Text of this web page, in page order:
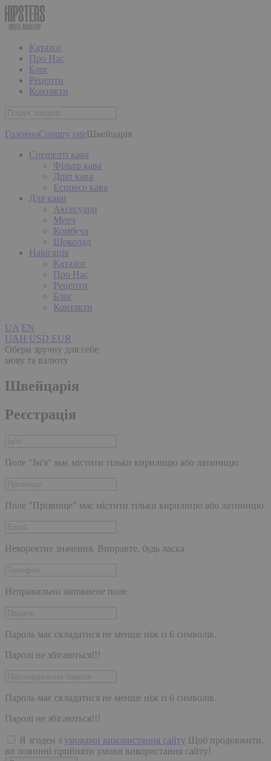
Каталог
Про Нас
Блог
Рецепти
Контакти
ГоловнаCountry rateШвейцарія
Спешелті кава
Фільтр кава
Дріп кава
Еспресо кава
Для кави
Аксесуари
Мерч
Комбуча
Шоколад
Навігація
Каталог
Про Нас
Рецепти
Блог
Контакти
UA EN
UAH USD EUR
Обери зручну для себе
мову та валюту
Швейцарія
Реєстрація
Поле "Ім'я" має містити тільки кирилицю або латиницю
Поле "Прізвище" має містити тільки кирилицю або латиницю
Некоректне значення. Виправте, будь ласка
Неправильно заповнене поле
Пароль має складатися не менше ніж із 6 символів.
Паролі не збігаються!!!
Пароль має складатися не менше ніж із 6 символів.
Паролі не збігаються!!!
Я згоден з умовами використання сайту Щоб продовжити,
ви повинні прийняти умови використання сайту!